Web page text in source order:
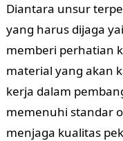
Diantara unsur
yang harus dijaga
memberi perhatian
material yang akan
kerja dalam
memenuhi standar
menjaga kualitas